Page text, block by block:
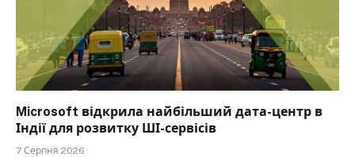
Microsoft відкрила найбільший дата-центр в
Індії для розвитку ШІ-сервісів
7 Серпня 2026